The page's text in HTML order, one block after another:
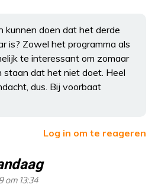
kunnen doen dat het derde
is? Zowel het programma als
te interessant om zomaar
staan dat het niet doet. Heel
dus. Bij voorbaat
Log in om te reageren
om 13:34